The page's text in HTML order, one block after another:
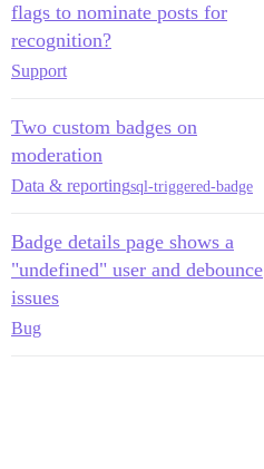
flags to nominate posts for
recognition?
Support
Two custom badges on
moderation
Data & reportingsql-triggered-badge
Badge details page shows a
"undefined" user and debounce
issues
Bug